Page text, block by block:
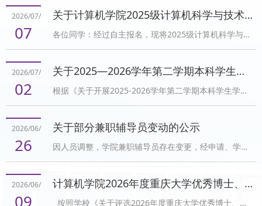
进入卓越班。三、选拔条件品德优良，身心健康，具有
良好的团...
求：公示期内如有异议，请提交书面材料至学院纪委
（虎溪校园信息技术科研楼B418）或学院教务办（虎溪
校园信息技术科研楼B411），本人签字。反映人应真实
2026年7月7日
2026/07/
07
关于计算机学院2025级计算机科学与技术（卓越班）二次选拔面试的通知
各位同学：经过自主报名，现将2025级计算机科学与技
术（卓越班）二次选拔直接入选和进入面试的名单公布
午16:00（二）面试地点面试第1组 D1416面试第2组
D1417面试第3组 D1418面试第4组 D1419面试第5组
D1420面试第6组 D1421请参加面试的同学，携带有效
备。（三）面试流程学生自我介绍不超过2分钟，然后
专家提问。每...
2026/07/
02
关于2025—2026学年第二学期本科学生学业助理考核结果的公示
根据《关于开展2025-2026学年第二学期本科学生学业
助理考核工作的通知》要求，经年级推荐、学院审核，
考核结果进行公示，其中优秀学业助理5名。详情见附
件。公示时间：2026年7月2日—7月4日。序号姓名年
级专业所带学生所属年级专业班级在岗时间考核等级1
班、2023级计算机科学与技术2班202603-202608合格
2蒲佳嘉2024级计算机科学与...
2026/06/
26
关于部分兼职辅导员变动的公示
因人员调整，学院兼职辅导员存在变更，经申请、学院
审核，现将部分人员变动情况进行公示。2023级硕士研
拟聘任2026级硕士研究生袁瑜担任2025级本科生兼职
辅导员，2024级硕士研究生蒲佳嘉担任博士研究生兼职
2026/06/
09
计算机学院2026年度重庆大学优秀博士、硕士学位论文评选结果公示
按照学校《关于评选2026年度重庆大学优秀博士、硕